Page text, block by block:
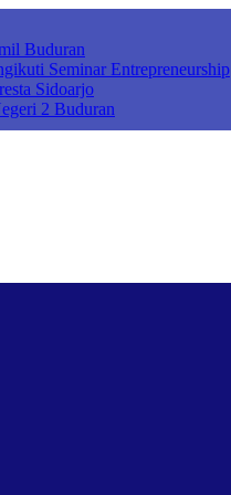
Buduran
Seminar Entrepreneurship
Sidoarjo
2 Buduran